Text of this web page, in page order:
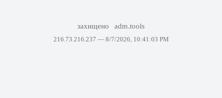
захищено adm.tools
216.73.216.237 — 8/7/2026, 10:41:03 PM